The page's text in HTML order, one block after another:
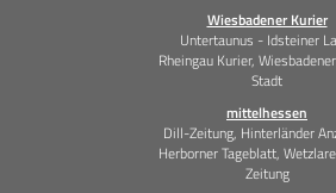
Wiesbadener Kurier
Untertaunus - Idsteiner
Rheingau Kurier,
Stadt
mittelhessen
Dill-Zeitung, Hinterländer
Herborner Tageblatt,
Zeitung